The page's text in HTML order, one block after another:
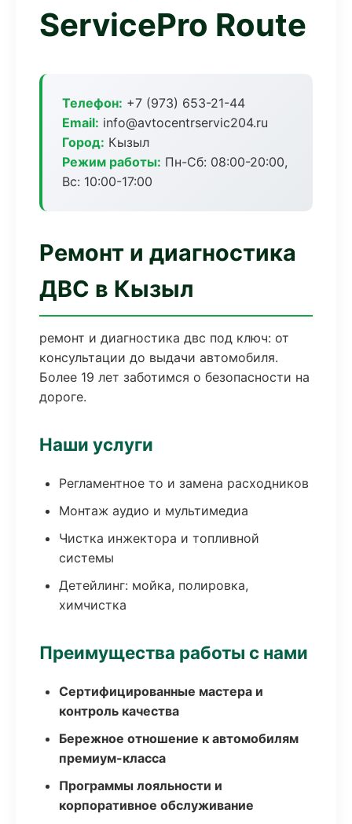
ServicePro Route
Телефон: +7 (973) 653-21-44
Email: info@avtocentrservic204.ru
Город: Кызыл
Режим работы: Пн-Сб: 08:00-20:00,
Вс: 10:00-17:00
Ремонт и диагностика
ДВС в Кызыл
ремонт и диагностика двс под ключ: от
консультации до выдачи автомобиля.
Более 19 лет заботимся о безопасности на
дороге.
Наши услуги
Регламентное то и замена расходников
Монтаж аудио и мультимедиа
Чистка инжектора и топливной
системы
Детейлинг: мойка, полировка,
химчистка
Преимущества работы с нами
Сертифицированные мастера и
контроль качества
Бережное отношение к автомобилям
премиум-класса
Программы лояльности и
корпоративное обслуживание